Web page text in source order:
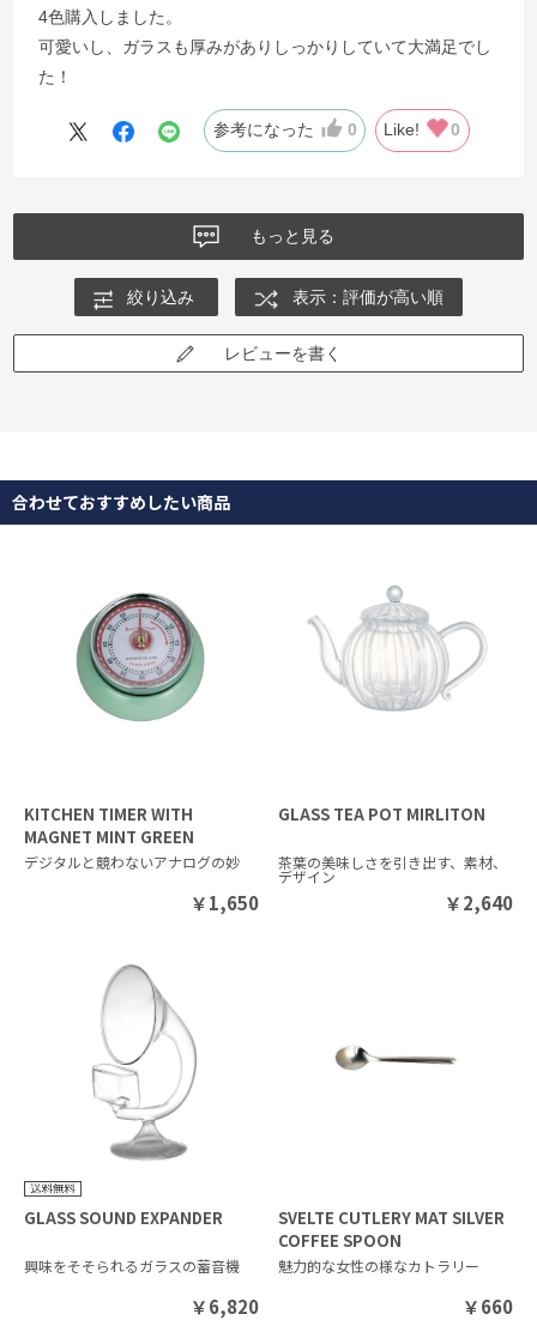
4色購入しました。
可愛いし、ガラスも厚みがありしっかりしていて大満足でし
た！
参考になった 0 Like! 0
もっと見る
絞り込み 表示：評価が高い順
レビューを書く
合わせておすすめしたい商品
KITCHEN TIMER WITH
MAGNET MINT GREEN
デジタルと競わないアナログの妙
￥1,650
GLASS TEA POT MIRLITON
茶葉の美味しさを引き出す、素材、
デザイン
￥2,640
GLASS SOUND EXPANDER
興味をそそられるガラスの蓄音機
￥6,820
SVELTE CUTLERY MAT SILVER
COFFEE SPOON
魅力的な女性の様なカトラリー
￥660